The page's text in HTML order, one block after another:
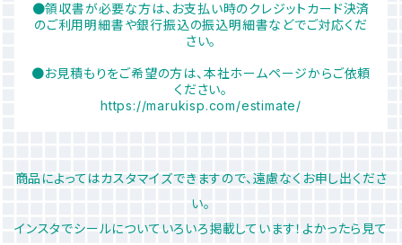
●領収書が必要な方は、お支払い時のクレジットカード決済
のご利用明細書や銀行振込の振込明細書などでご対応くだ
さい。
●お見積もりをご希望の方は、本社ホームページからご依頼
ください。
https://marukisp.com/estimate/
商品によってはカスタマイズできますので、遠慮なくお申し出くださ
い。
インスタでシールについていろいろ掲載しています！よかったら見て